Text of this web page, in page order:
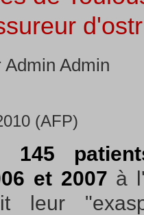
Admin Admin
(AFP)
145
et 2007 à
leur